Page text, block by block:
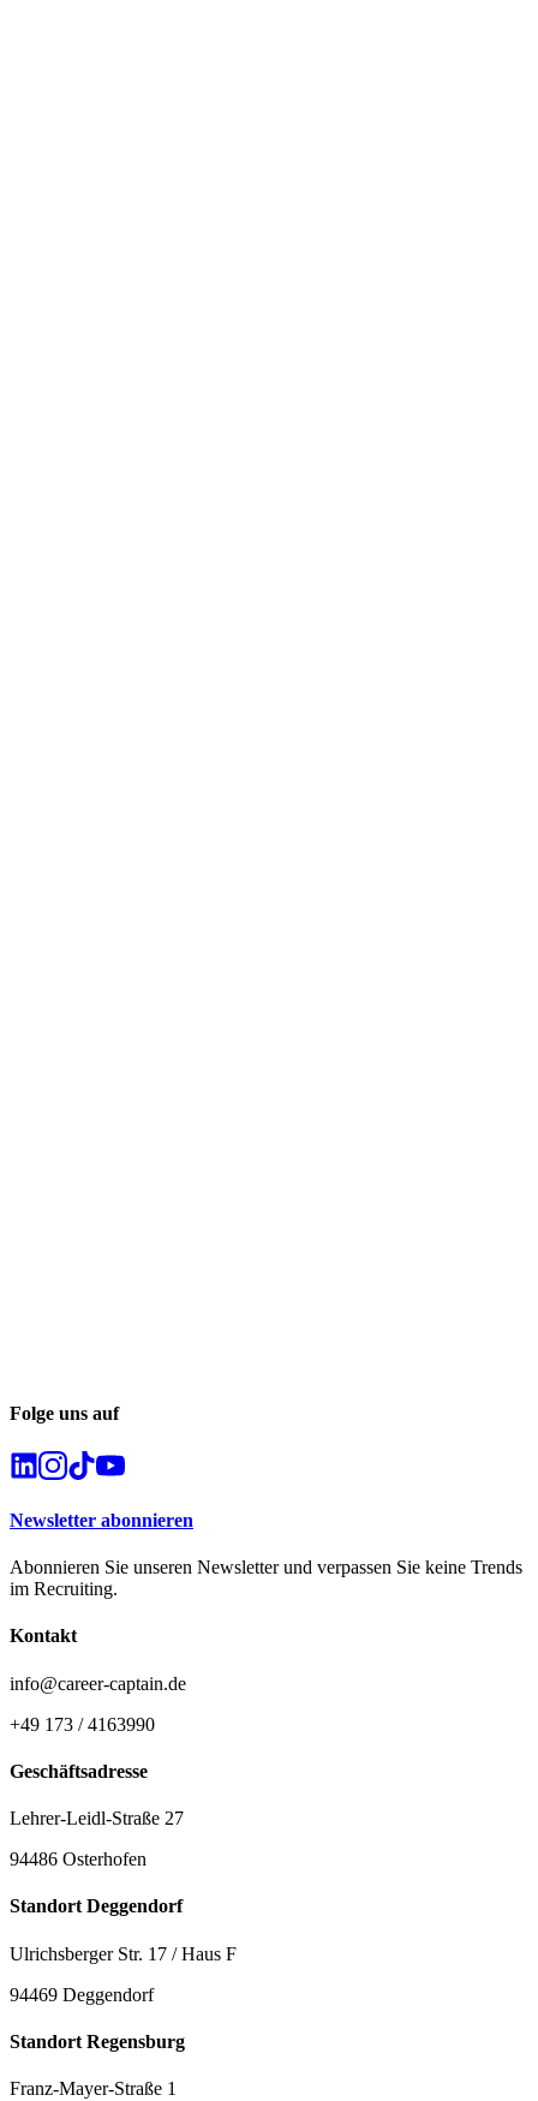
Folge uns auf
Newsletter abonnieren
Abonnieren Sie unseren Newsletter und verpassen Sie keine Trends
im Recruiting.
Kontakt
info@career-captain.de
+49 173 / 4163990
Geschäftsadresse
Lehrer-Leidl-Straße 27
94486 Osterhofen
Standort Deggendorf
Ulrichsberger Str. 17 / Haus F
94469 Deggendorf
Standort Regensburg
Franz-Mayer-Straße 1